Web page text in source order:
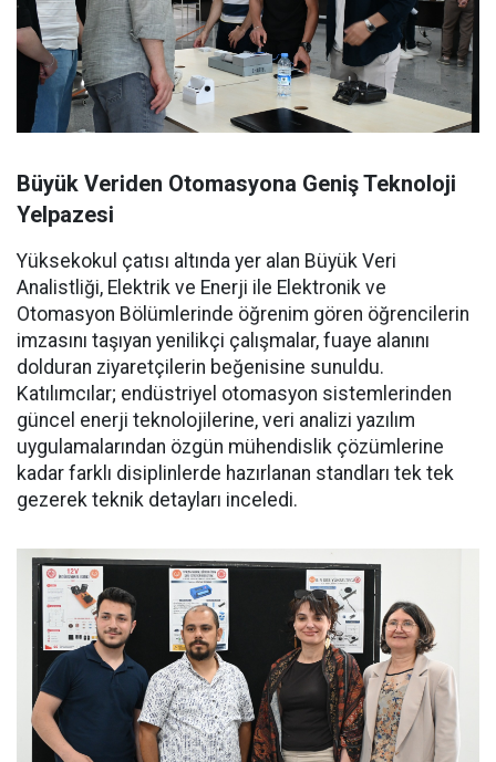
Büyük Veriden Otomasyona Geniş Teknoloji
Yelpazesi
Yüksekokul çatısı altında yer alan Büyük Veri
Analistliği, Elektrik ve Enerji ile Elektronik ve
Otomasyon Bölümlerinde öğrenim gören öğrencilerin
imzasını taşıyan yenilikçi çalışmalar, fuaye alanını
dolduran ziyaretçilerin beğenisine sunuldu.
Katılımcılar; endüstriyel otomasyon sistemlerinden
güncel enerji teknolojilerine, veri analizi yazılım
uygulamalarından özgün mühendislik çözümlerine
kadar farklı disiplinlerde hazırlanan standları tek tek
gezerek teknik detayları inceledi.